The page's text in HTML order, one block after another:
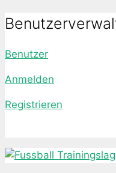
Benutzer
Anmelden
Registrieren